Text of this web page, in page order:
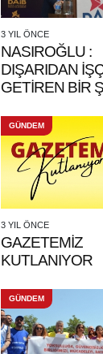
3 YIL ÖNCE
NASIROĞLU :
DIŞARIDAN
GETİREN BİR
GÜNDEM
3 YIL ÖNCE
GAZETEMİZ
KUTLANIYOR
GÜNDEM